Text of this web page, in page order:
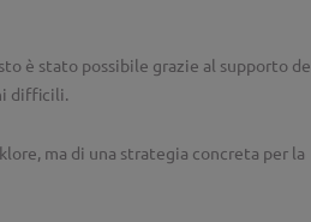
è stato possibile grazie al supporto del
difficili.
ma di una strategia concreta per la